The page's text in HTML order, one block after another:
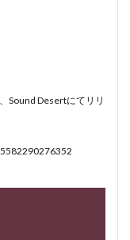
Sound Desertにてリリ